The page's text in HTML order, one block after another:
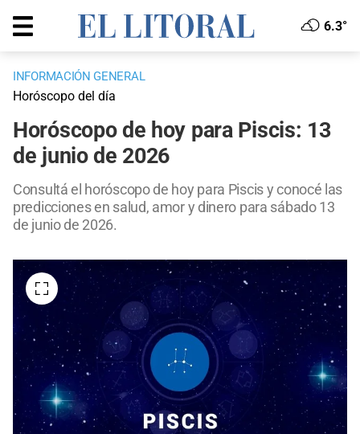
6.3°
INFORMACIÓN GENERAL
Horóscopo del día
Horóscopo de hoy para Piscis: 13
de junio de 2026
Consultá el horóscopo de hoy para Piscis y conocé las
predicciones en salud, amor y dinero para sábado 13
de junio de 2026.